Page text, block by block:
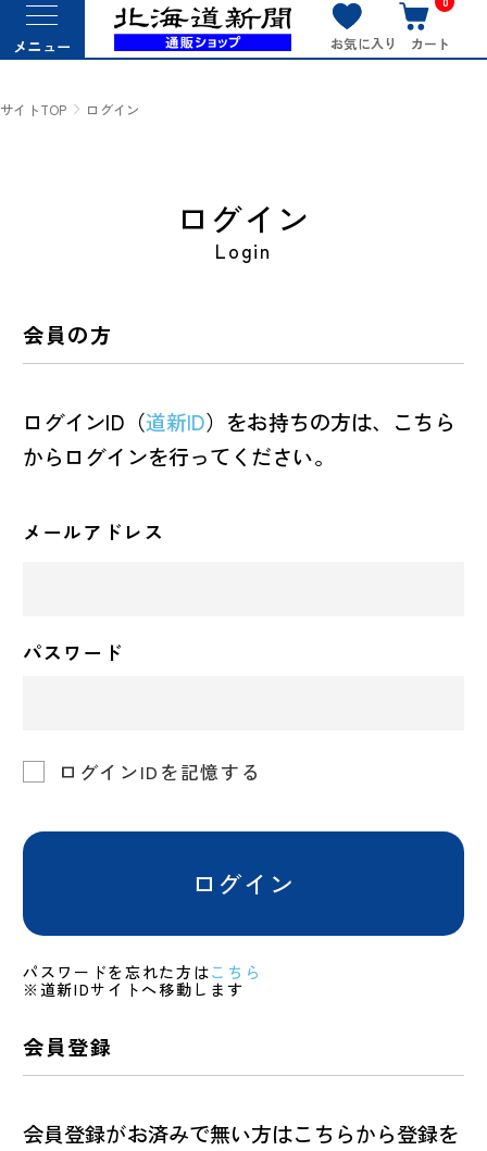
メニュー お気に入り カート
サイトTOP ログイン
ログイン
Login
会員の方
ログインID（道新ID）をお持ちの方は、こちら
からログインを行ってください。
メールアドレス
パスワード
ログインIDを記憶する
ログイン
パスワードを忘れた方はこちら
※道新IDサイトへ移動します
会員登録
会員登録がお済みで無い方はこちらから登録を